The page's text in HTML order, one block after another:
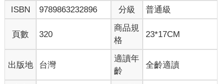
ISBN
9789863232896 分級 普通級
頁數 320
商品規
格
23*17CM
出版地 台灣
適讀年
齡
全齡適讀